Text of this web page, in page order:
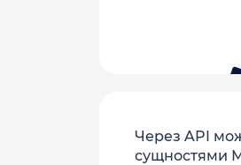
Через API
сущностями